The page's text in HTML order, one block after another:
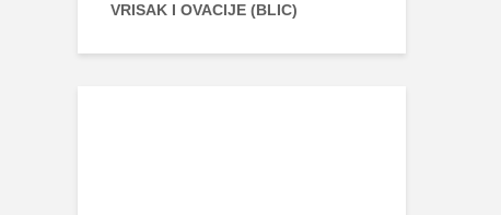
VRISAK I OVACIJE (BLIC)